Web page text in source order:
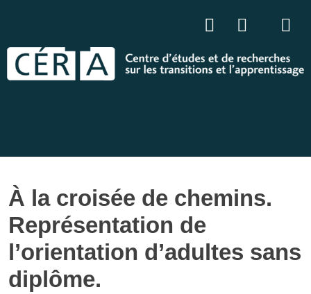
À la croisée de chemins.
Représentation de
l’orientation d’adultes sans
diplôme.